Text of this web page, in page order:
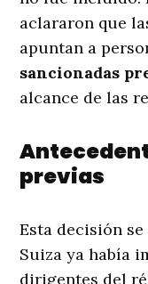
aclararon que
apuntan a
sancionadas
alcance de las
previas
Esta decisión
Suiza ya había
dirigentes del